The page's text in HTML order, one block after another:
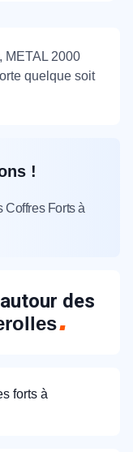
METAL 2000
quelque soit
!
Coffres Forts à
des
forts à